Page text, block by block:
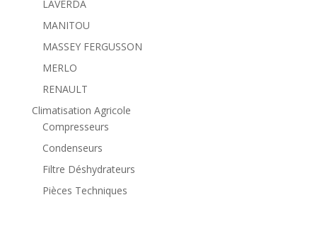
LAVERDA
MANITOU
MASSEY FERGUSSON
MERLO
RENAULT
Climatisation Agricole
Compresseurs
Condenseurs
Filtre Déshydrateurs
Pièces Techniques